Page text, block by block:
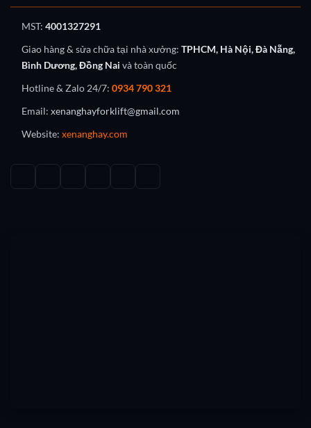
MST: 4001327291
Giao hàng & sửa chữa tại nhà xưởng: TPHCM, Hà Nội, Đà Nẵng,
Bình Dương, Đồng Nai và toàn quốc
Hotline & Zalo 24/7: 0934 790 321
Email: xenanghayforklift@gmail.com
Website: xenanghay.com